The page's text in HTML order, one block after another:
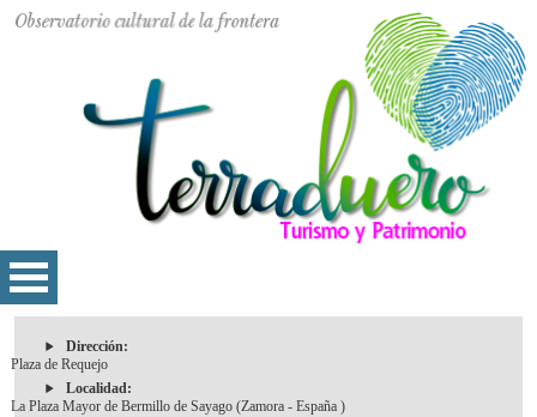
Dirección:
Plaza de Requejo
Localidad:
La Plaza Mayor de Bermillo de Sayago (Zamora - España )